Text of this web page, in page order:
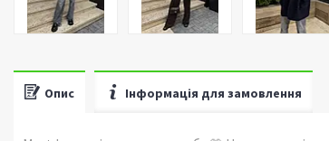
Опис Інформація для замовлення